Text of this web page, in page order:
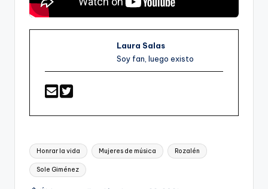
Laura Salas
Soy fan, luego existo
Etiquetas:
Honrar la vida Mujeres de música Rozalén
Sole Giménez